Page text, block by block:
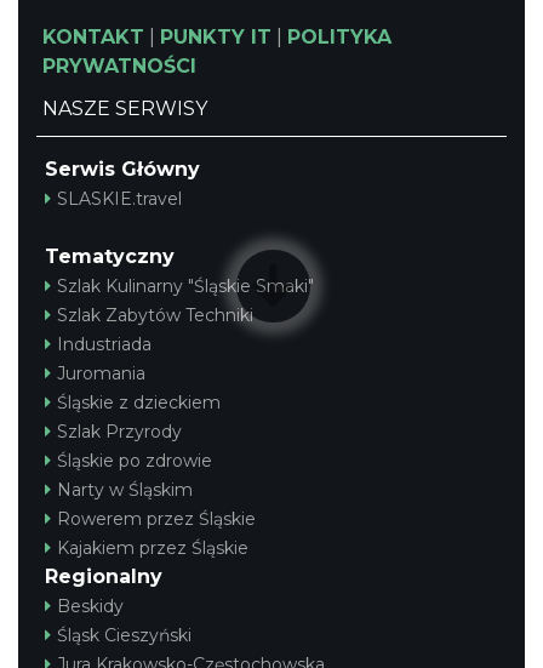
KONTAKT PUNKTY IT
POLITYKA
PRYWATNOŚCI
NASZE SERWISY
Serwis Główny
SLASKIE.travel
Tematyczny
Szlak Kulinarny "Śląskie Smaki"
Szlak Zabytów Techniki
Industriada
Juromania
Śląskie z dzieckiem
Szlak Przyrody
Śląskie po zdrowie
Narty w Śląskim
Rowerem przez Śląskie
Kajakiem przez Śląskie
Regionalny
Beskidy
Śląsk Cieszyński